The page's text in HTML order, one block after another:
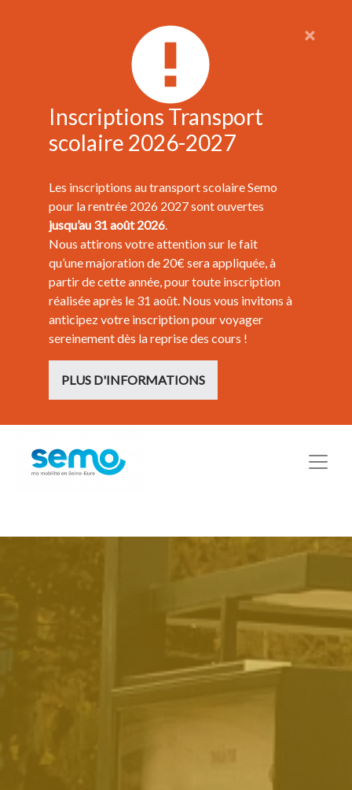
×
Inscriptions Transport
scolaire 2026-2027
Les inscriptions au transport scolaire Semo
pour la rentrée 2026 2027 sont ouvertes
jusqu’au 31 août 2026.
Nous attirons votre attention sur le fait
qu’une majoration de 20€ sera appliquée, à
partir de cette année, pour toute inscription
réalisée après le 31 août. Nous vous invitons à
anticipez votre inscription pour voyager
sereinement dès la reprise des cours !
PLUS D'INFORMATIONS